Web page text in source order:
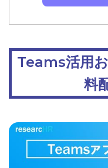
Teams活用
料